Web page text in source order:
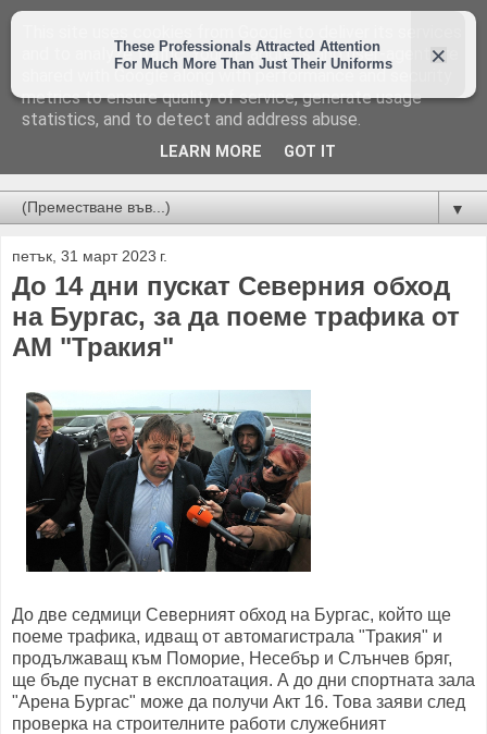
Новини от Бургас, страната и света!
▼
петък, 31 март 2023 г.
До 14 дни пускат Северния обход
на Бургас, за да поеме трафика от
АМ "Тракия"
До две седмици Северният обход на Бургас, който ще
поеме трафика, идващ от автомагистрала "Тракия" и
продължаващ към Поморие, Несебър и Слънчев бряг,
ще бъде пуснат в експлоатация. А до дни спортната зала
"Арена Бургас" може да получи Акт 16. Това заяви след
проверка на строителните работи служебният
and to analyze traffic. Your IP address and user-agent are
shared with Google along with performance and security
metrics to ensure quality of service, generate usage
statistics, and to detect and address abuse.
LEARN MORE GOT IT